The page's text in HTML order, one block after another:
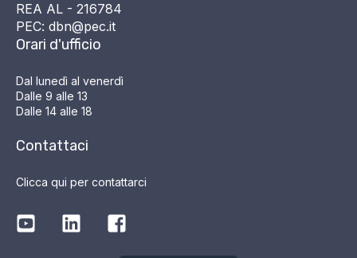
REA AL - 216784
PEC: dbn@pec.it
Orari d'ufficio
Dal lunedì al venerdì
Dalle 9 alle 13
Dalle 14 alle 18
Contattaci
Clicca qui per contattarci